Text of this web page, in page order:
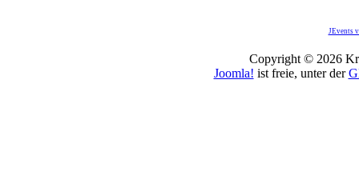
JEvents
Copyright © 2026
Joomla! ist freie, unter der